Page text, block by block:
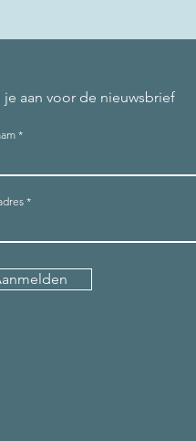
je aan voor de nieuwsbrief